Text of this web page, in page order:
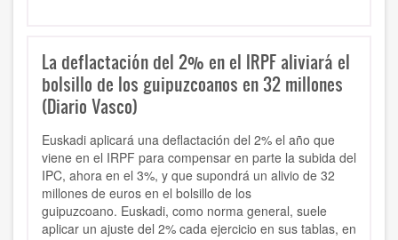
La deflactación del 2% en el IRPF aliviará el
bolsillo de los guipuzcoanos en 32 millones
(Diario Vasco)
Euskadi aplicará una deflactación del 2% el año que
viene en el IRPF para compensar en parte la subida del
IPC, ahora en el 3%, y que supondrá un alivio de 32
millones de euros en el bolsillo de los
guipuzcoano. Euskadi, como norma general, suele
aplicar un ajuste del 2% cada ejercicio en sus tablas, en